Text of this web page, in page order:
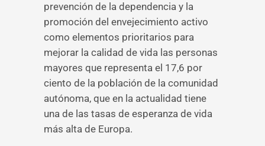
prevención de la dependencia y la
promoción del envejecimiento activo
como elementos prioritarios para
mejorar la calidad de vida las personas
mayores que representa el 17,6 por
ciento de la población de la comunidad
autónoma, que en la actualidad tiene
una de las tasas de esperanza de vida
más alta de Europa.